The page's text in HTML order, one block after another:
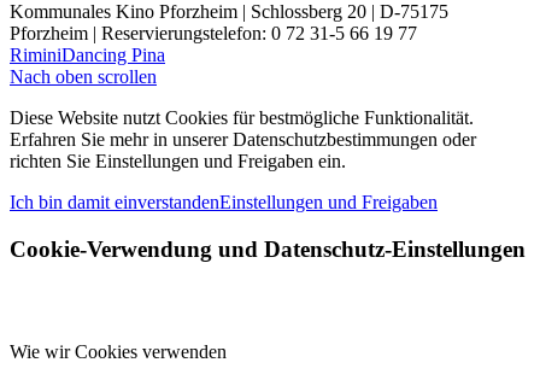
Kommunales Kino Pforzheim | Schlossberg 20 | D-75175
Pforzheim | Reservierungstelefon: 0 72 31-5 66 19 77
RiminiDancing Pina
Nach oben scrollen
Diese Website nutzt Cookies für bestmögliche Funktionalität.
Erfahren Sie mehr in unserer Datenschutzbestimmungen oder
richten Sie Einstellungen und Freigaben ein.
Ich bin damit einverstandenEinstellungen und Freigaben
Cookie-Verwendung und Datenschutz-Einstellungen
Wie wir Cookies verwenden